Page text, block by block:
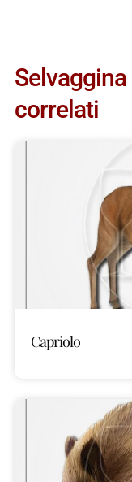
correlati
Capriolo